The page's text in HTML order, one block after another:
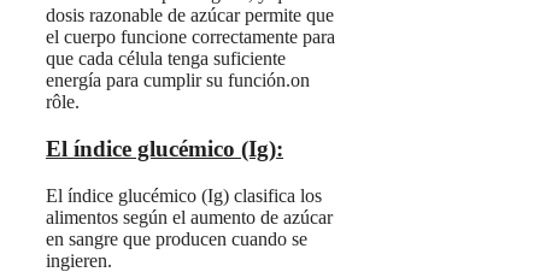
dosis razonable de azúcar permite que
el cuerpo funcione correctamente para
que cada célula tenga suficiente
energía para cumplir su función.on
rôle.
El índice glucémico (Ig):
El índice glucémico (Ig) clasifica los
alimentos según el aumento de azúcar
en sangre que producen cuando se
ingieren.